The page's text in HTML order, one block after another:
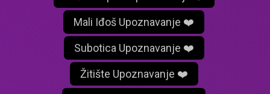
Mali Iđoš Upoznavanje ❤️
Subotica Upoznavanje ❤️
Žitište Upoznavanje ❤️